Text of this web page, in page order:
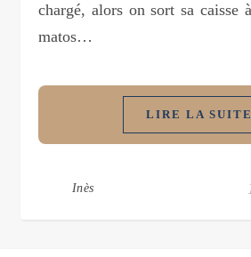
chargé, alors on sort sa caisse
matos…
LIRE LA SUITE
Inès